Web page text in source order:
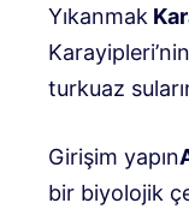
Yıkanmak
turkuaz
Girişim yapın
bir biyolojik